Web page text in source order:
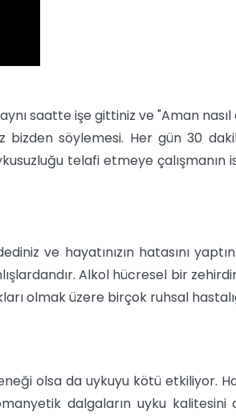
saatte işe gittiniz ve "Aman
bizden söylemesi. Her gün 30
telafi etmeye çalışmanın
ve hayatınızın hatasını
Alkol hücresel bir
olmak üzere birçok ruhsal
olsa da uykuyu kötü etkiliyor.
dalgaların uyku kalitesini